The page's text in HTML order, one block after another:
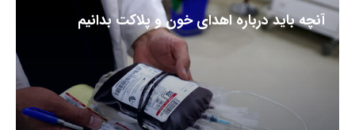
آنچه باید درباره اهدای خون و پلاکت بدانیم